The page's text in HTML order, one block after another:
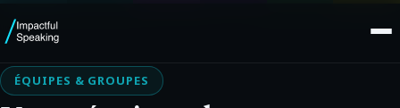
ÉQUIPES & GROUPES